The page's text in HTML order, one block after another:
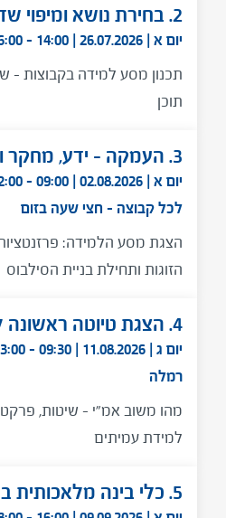
2. בחירת נושא ומיפוי שדה הלמידה
יום א | 26.07.2026 | 14:00 - 16:00 | בזום
תכנון מסע למידה בקבוצות -
תוכן
3. העמקה - ידע, מחקר וניסיון שטח
לכל קבוצה - חצי שעה בזום
הצגת מסע הלמידה:
הזוגות ותחילת בניית הסילבוס
4. הצגת טיוטה ראשונה לסילבוס
רמלה
מהו משוב אמ"י – שיטות,
למידת עמיתים
5. כלי בינה מלאכותית בניהול